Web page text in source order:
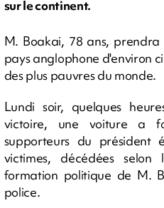
sur le continent.
M. Boakai, 78 ans,
pays anglophone d'environ
des plus pauvres du monde.
Lundi soir, quelques
victoire, une voiture a
supporteurs du président
victimes, décédées
formation politique de M.
police.